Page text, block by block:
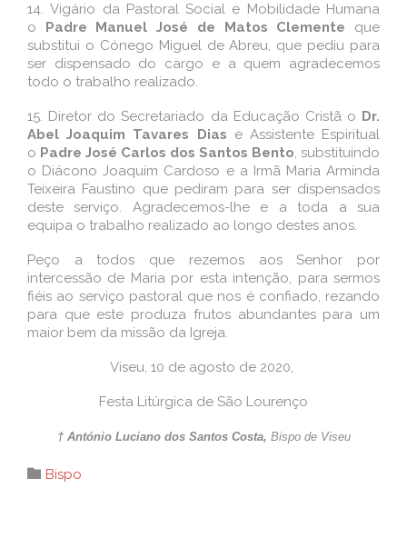
14. Vigário da Pastoral Social e Mobilidade Humana
o
Padre Manuel José de Matos Clemente
que
substitui o Cónego Miguel de Abreu, que pediu para
ser dispensado do cargo e a quem agradecemos
todo o trabalho realizado.
15. Diretor do Secretariado da Educação Cristã o Dr.
Abel Joaquim Tavares Dias e Assistente Espiritual
o Padre José Carlos dos Santos Bento, substituindo
o Diácono Joaquim Cardoso e a Irmã Maria Arminda
Teixeira Faustino que pediram para ser dispensados
deste serviço. Agradecemos-lhe e a toda a sua
equipa o trabalho realizado ao longo destes anos.
Peço a todos que rezemos aos Senhor por
intercessão de Maria por esta intenção, para sermos
fiéis ao serviço pastoral que nos é confiado, rezando
para que este produza frutos abundantes para um
maior bem da missão da Igreja.
Viseu, 10 de agosto de 2020,
Festa Litúrgica de São Lourenço
† António Luciano dos Santos Costa, Bispo de Viseu
 Category
Bispo